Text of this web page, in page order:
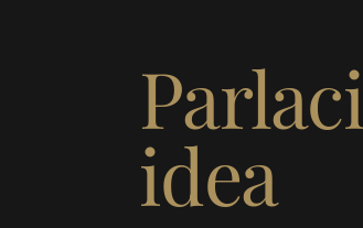
idea